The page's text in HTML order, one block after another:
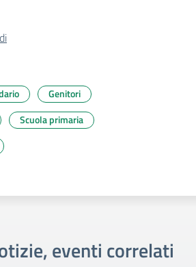
Genitori
Scuola primaria
eventi correlati